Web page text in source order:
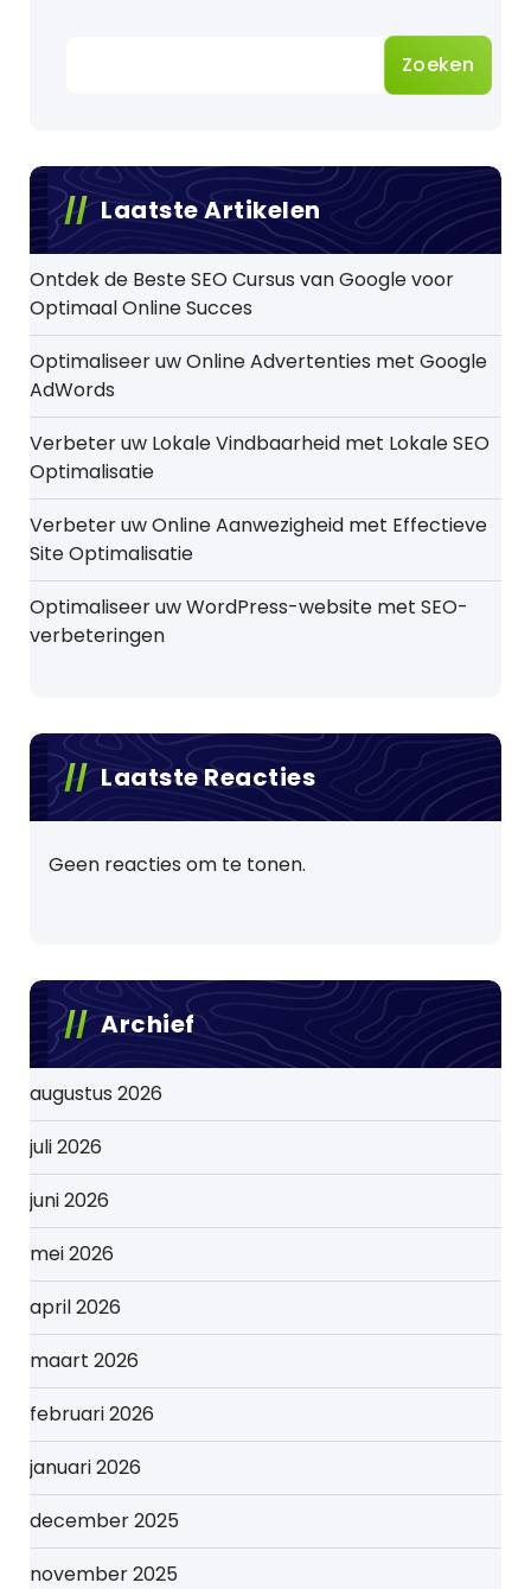
Zoeken
Laatste Artikelen
Ontdek de Beste SEO Cursus van Google voor
Optimaal Online Succes
Optimaliseer uw Online Advertenties met Google
AdWords
Verbeter uw Lokale Vindbaarheid met Lokale SEO
Optimalisatie
Verbeter uw Online Aanwezigheid met Effectieve
Site Optimalisatie
Optimaliseer uw WordPress-website met SEO-
verbeteringen
Laatste Reacties
Geen reacties om te tonen.
Archief
augustus 2026
juli 2026
juni 2026
mei 2026
april 2026
maart 2026
februari 2026
januari 2026
december 2025
november 2025